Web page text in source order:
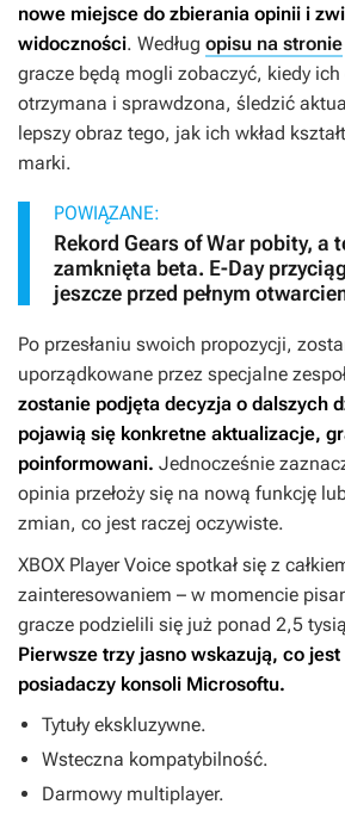
nowe miejsce do zbierania opinii i
widoczności. Według opisu na stronie
gracze będą mogli zobaczyć, kiedy ich
otrzymana i sprawdzona, śledzić
lepszy obraz tego, jak ich wkład
marki.
POWIĄZANE:
Rekord Gears of War pobity, a
zamknięta beta. E-Day
jeszcze przed pełnym
Po przesłaniu swoich propozycji,
uporządkowane przez specjalne
zostanie podjęta decyzja o dalszych
pojawią się konkretne aktualizacje,
poinformowani. Jednocześnie
opinia przełoży się na nową funkcję
zmian, co jest raczej oczywiste.
XBOX Player Voice spotkał się z
zainteresowaniem – w momencie
gracze podzielili się już ponad 2,5
Pierwsze trzy jasno wskazują, co
posiadaczy konsoli Microsoftu.
Tytuły ekskluzywne.
Wsteczna kompatybilność.
Darmowy multiplayer.